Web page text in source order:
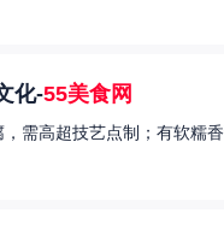
化-55美食网
需高超技艺点制；有软糯